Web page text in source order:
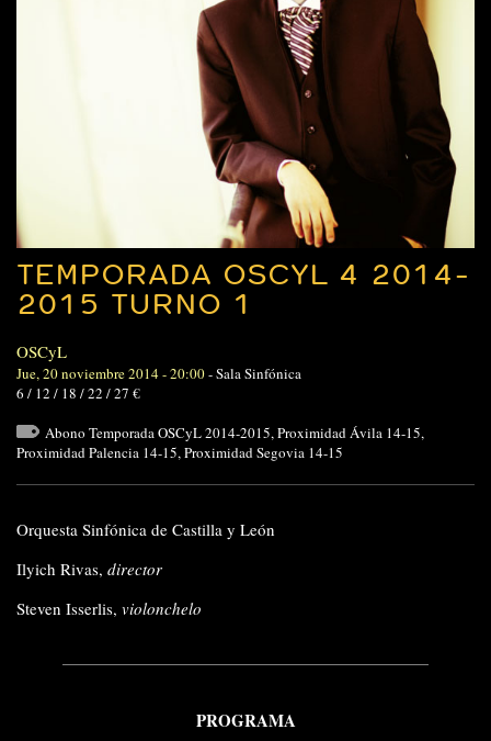
TEMPORADA OSCYL 4 2014-
2015 TURNO 1
OSCyL
Jue, 20 noviembre 2014 - 20:00-Sala Sinfónica
6 / 12 / 18 / 22 / 27 €
Abono Temporada OSCyL 2014-2015,Proximidad Ávila 14-15,
Proximidad Palencia 14-15,Proximidad Segovia 14-15
Orquesta Sinfónica de Castilla y León
Ilyich Rivas, director
Steven Isserlis, violonchelo
PROGRAMA